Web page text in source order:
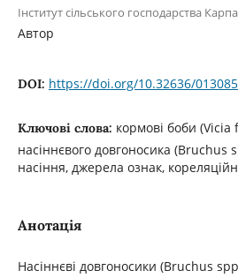
Інститут сільського господарства
Автор
DOI: https://doi.org/10.32636/
Ключові слова: кормові боби (Vicia
насіннєвого довгоносика (Bruchus
насіння, джерела ознак,
Анотація
Насіннєві довгоносики (Bruchus